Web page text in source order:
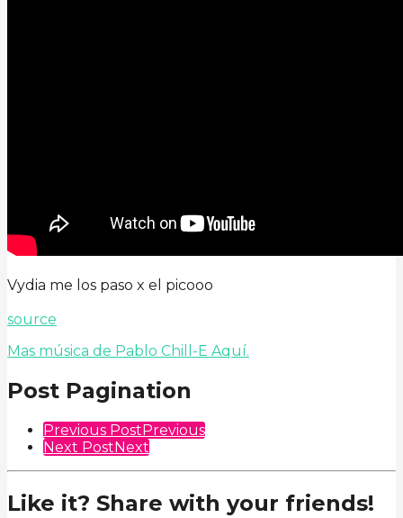
Vydia me los paso x el picooo
source
Mas música de Pablo Chill-E Aquí.
Post Pagination
Previous PostPrevious
Next PostNext
Like it? Share with your friends!